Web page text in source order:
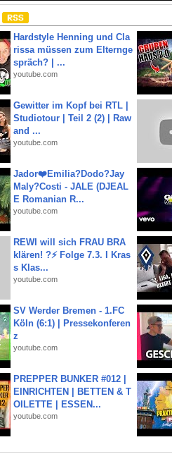
Hardstyle Henning und Cla
rissa müssen zum Elternge
spräch? | ...
youtube.com
Gewitter im Kopf bei RTL |
Studiotour | Teil 2 (2) | Raw
and ...
youtube.com
Jador❤️Emilia?Dodo?Jay
Maly?Costi - JALE (DJEAL
E Romanian R...
youtube.com
REWI will sich FRAU BRA
klären! ?⚡️ Folge 7.3. I Kras
s Klas...
youtube.com
SV Werder Bremen - 1.FC
Köln (6:1) | Pressekonferen
z
youtube.com
PREPPER BUNKER #012 |
EINRICHTEN | BETTEN & T
OILETTE | ESSEN...
youtube.com